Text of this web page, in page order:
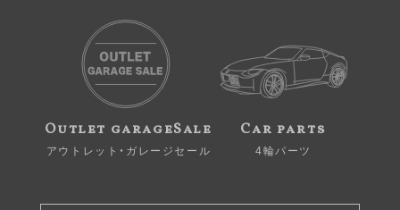
Outlet garageSale
アウトレット・ガレージセール
Car parts
4輪パーツ